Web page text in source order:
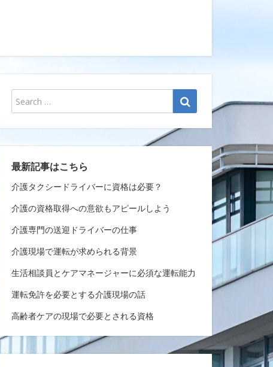
最新記事はこちら
介護タクシードライバーに資格は必要？
介護の資格取得への意欲もアピールしよう
介護専門の送迎ドライバーの仕事
介護現場で運転が求められる背景
生活相談員とケアマネージャーに必須な運転能力
運転免許を必要とする介護現場の話
高齢者ケアの現場で必要とされる資格